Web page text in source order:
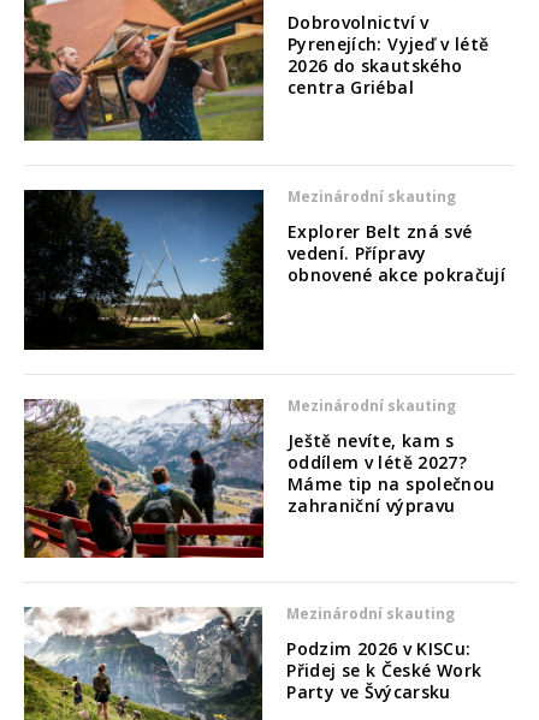
Dobrovolnictví v
Pyrenejích: Vyjeď v létě
2026 do skautského
centra Griébal
Mezinárodní skauting
Explorer Belt zná své
vedení. Přípravy
obnovené akce pokračují
Mezinárodní skauting
Ještě nevíte, kam s
oddílem v létě 2027?
Máme tip na společnou
zahraniční výpravu
Mezinárodní skauting
Podzim 2026 v KISCu:
Přidej se k České Work
Party ve Švýcarsku